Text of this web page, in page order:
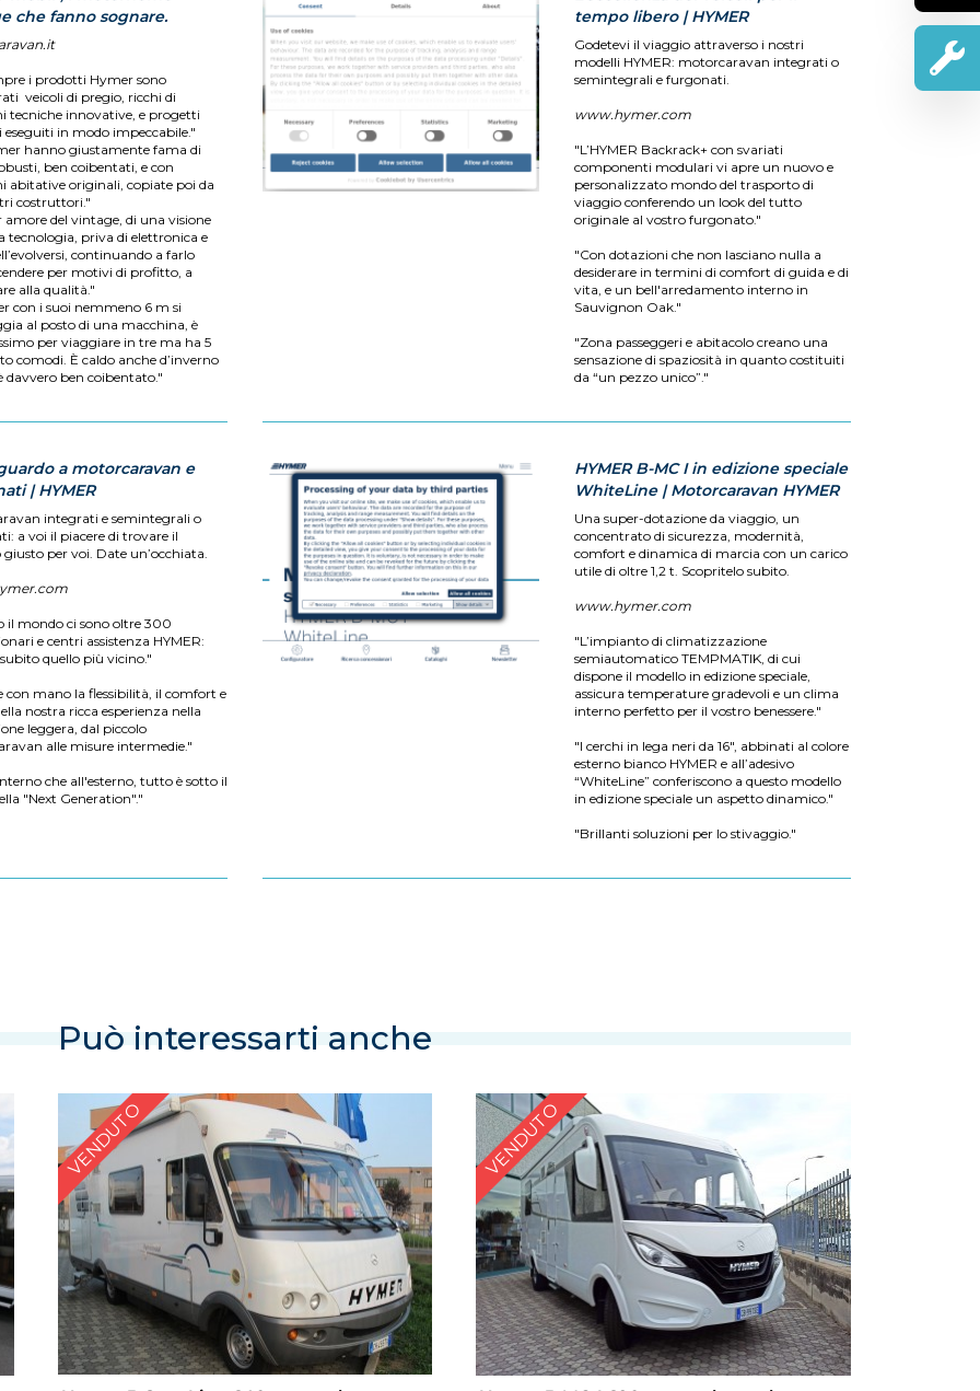
che fanno sognare.
i prodotti Hymer sono
veicoli di pregio, ricchi di
tecniche innovative, e progetti
eseguiti in modo impeccabile."
hanno giustamente fama di
ben coibentati, e con
abitative originali, copiate poi da
costruttori."
amore del vintage, di una visione
tecnologia, priva di elettronica e
continuando a farlo
per motivi di profitto, a
alla qualità."
con i suoi nemmeno 6 m si
al posto di una macchina, è
per viaggiare in tre ma ha 5
comodi. È caldo anche d’inverno
davvero ben coibentato."
tempo libero | HYMER
Godetevi il viaggio attraverso i nostri
modelli HYMER: motorcaravan integrati o
semintegrali e furgonati.
www.hymer.com
"L’HYMER Backrack+ con svariati
componenti modulari vi apre un nuovo e
personalizzato mondo del trasporto di
viaggio conferendo un look del tutto
originale al vostro furgonato."
"Con dotazioni che non lasciano nulla a
desiderare in termini di comfort di guida e di
vita, e un bell'arredamento interno in
Sauvignon Oak."
"Zona passeggeri e abitacolo creano una
sensazione di spaziosità in quanto costituiti
da “un pezzo unico”."
a motorcaravan e
| HYMER
integrati e semintegrali o
a voi il piacere di trovare il
giusto per voi. Date un’occhiata.
il mondo ci sono oltre 300
e centri assistenza HYMER:
quello più vicino."
con mano la flessibilità, il comfort e
nostra ricca esperienza nella
leggera, dal piccolo
alle misure intermedie."
che all'esterno, tutto è sotto il
"Next Generation"."
HYMER B-MC I in edizione speciale
WhiteLine | Motorcaravan HYMER
Una super-dotazione da viaggio, un
concentrato di sicurezza, modernità,
comfort e dinamica di marcia con un carico
utile di oltre 1,2 t. Scopritelo subito.
www.hymer.com
"L’impianto di climatizzazione
semiautomatico TEMPMATIK, di cui
dispone il modello in edizione speciale,
assicura temperature gradevoli e un clima
interno perfetto per il vostro benessere."
"I cerchi in lega neri da 16", abbinati al colore
esterno bianco HYMER e all’adesivo
“WhiteLine” conferiscono a questo modello
in edizione speciale un aspetto dinamico."
"Brillanti soluzioni per lo stivaggio."
Può interessarti anche
VENDUTO VENDUTO